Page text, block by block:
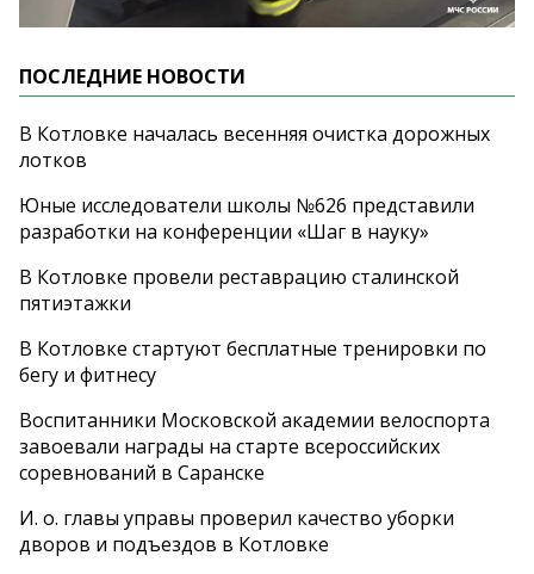
ПОСЛЕДНИЕ НОВОСТИ
В Котловке началась весенняя очистка дорожных
лотков
Юные исследователи школы №626 представили
разработки на конференции «Шаг в науку»
В Котловке провели реставрацию сталинской
пятиэтажки
В Котловке стартуют бесплатные тренировки по
бегу и фитнесу
Воспитанники Московской академии велоспорта
завоевали награды на старте всероссийских
соревнований в Саранске
И. о. главы управы проверил качество уборки
дворов и подъездов в Котловке